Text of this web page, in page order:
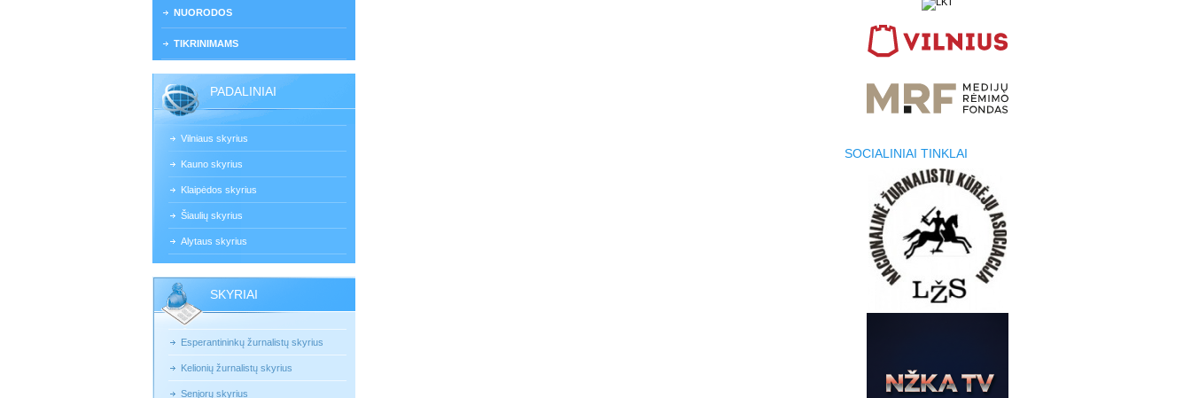
NUORODOS
TIKRINIMAMS
PADALINIAI
Vilniaus skyrius
Kauno skyrius
Klaipėdos skyrius
Šiaulių skyrius
Alytaus skyrius
SKYRIAI
Esperantininkų žurnalistų skyrius
Kelionių žurnalistų skyrius
Senjorų skyrius
SOCIALINIAI TINKLAI